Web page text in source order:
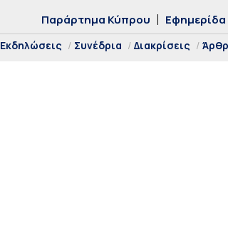
Παράρτημα Κύπρου Εφημερίδα
Εκδηλώσεις Συνέδρια Διακρίσεις